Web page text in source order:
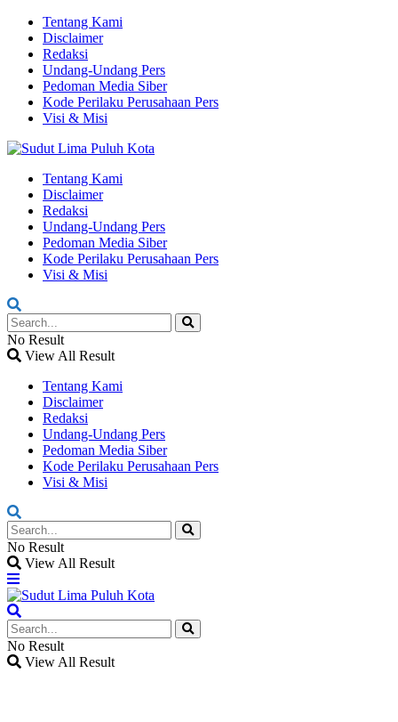
Tentang Kami
Disclaimer
Redaksi
Undang-Undang Pers
Pedoman Media Siber
Kode Perilaku Perusahaan Pers
Visi & Misi
Tentang Kami
Disclaimer
Redaksi
Undang-Undang Pers
Pedoman Media Siber
Kode Perilaku Perusahaan Pers
Visi & Misi
No Result
View All Result
Tentang Kami
Disclaimer
Redaksi
Undang-Undang Pers
Pedoman Media Siber
Kode Perilaku Perusahaan Pers
Visi & Misi
No Result
View All Result
No Result
View All Result